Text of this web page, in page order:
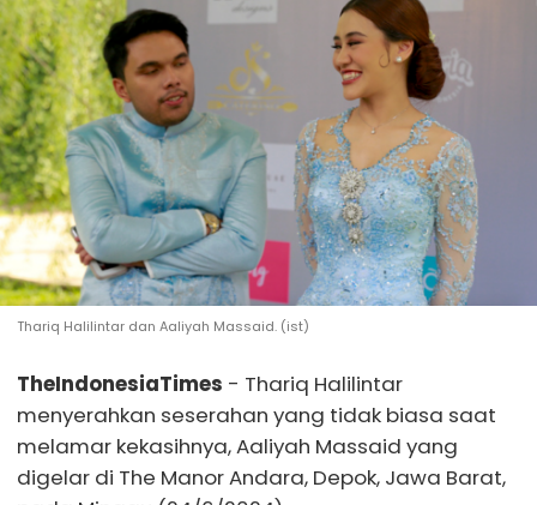
Thariq Halilintar dan Aaliyah Massaid. (ist)
TheIndonesiaTimes - Thariq Halilintar
menyerahkan seserahan yang tidak biasa saat
melamar kekasihnya, Aaliyah Massaid yang
digelar di The Manor Andara, Depok, Jawa Barat,